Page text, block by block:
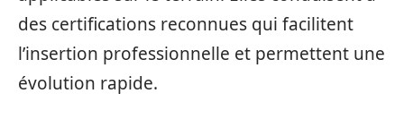
des certifications reconnues qui facilitent
l’insertion professionnelle et permettent une
évolution rapide.